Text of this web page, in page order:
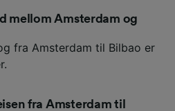
mellom Amsterdam og
fra Amsterdam til Bilbao er
fra Amsterdam til